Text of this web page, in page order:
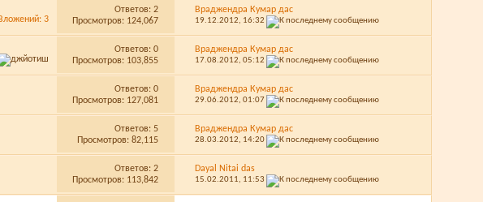
Ответов:2
Просмотров: 124,067
Враджендра Кумар дас
19.12.2012, 16:32
Ответов:0
Просмотров: 103,855
Враджендра Кумар дас
17.08.2012, 05:12
Ответов:0
Просмотров: 127,081
Враджендра Кумар дас
29.06.2012, 01:07
Ответов:5
Просмотров: 82,115
Враджендра Кумар дас
28.03.2012, 14:20
Ответов:2
Просмотров: 113,842
Dayal Nitai das
15.02.2011, 11:53